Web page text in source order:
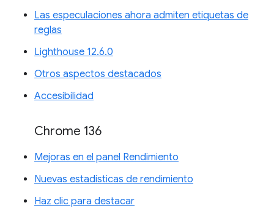
Las especulaciones ahora admiten etiquetas de
reglas
Lighthouse 12.6.0
Otros aspectos destacados
Accesibilidad
Chrome 136
Mejoras en el panel Rendimiento
Nuevas estadísticas de rendimiento
Haz clic para destacar